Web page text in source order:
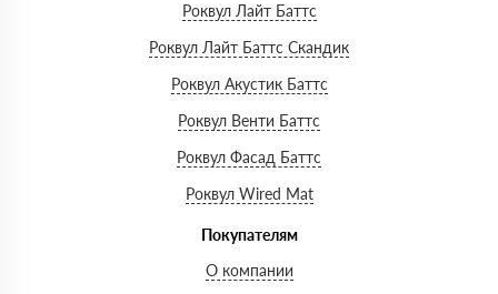
Роквул Лайт Баттс
Роквул Лайт Баттс Скандик
Роквул Акустик Баттс
Роквул Венти Баттс
Роквул Фасад Баттс
Роквул Wired Mat
Покупателям
О компании